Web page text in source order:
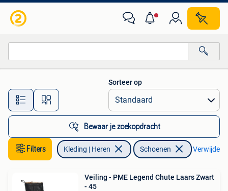
Alle afstanden…
Sorteer op
Bewaar je zoekopdracht
Filters Kleding | Heren Schoenen Verwijder
Veiling - PME Legend Chute Laars Zwart
- 45